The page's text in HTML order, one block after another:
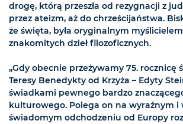
drogę, którą przeszła od rezygnacji z
przez ateizm, aż do chrześcijaństwa.
że święta, była oryginalnym
znakomitych dzieł filozoficznych.
„Gdy obecnie przeżywamy 75. rocznicę
Teresy Benedykty od Krzyża – Edyty
świadkami pewnego bardzo
kulturowego. Polega on na wyraźnym i
świadomym odchodzeniu od Europy